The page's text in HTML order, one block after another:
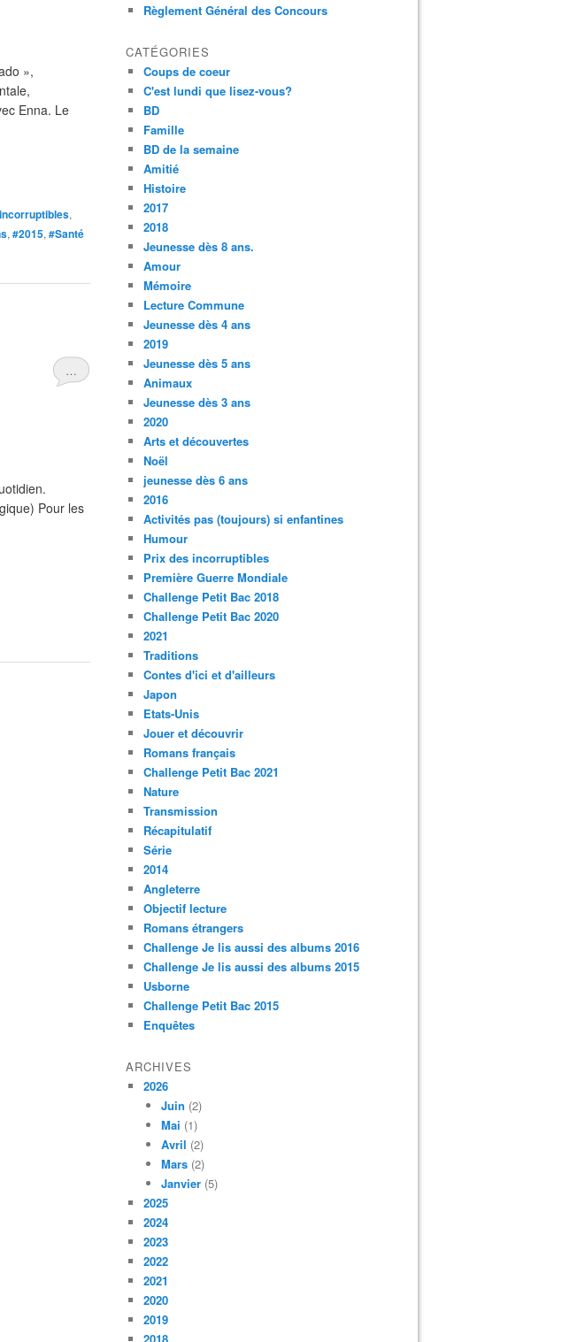
»,
Enna. Le
,
, #2015, #Santé
…
Pour les
Règlement Général des Concours
CATÉGORIES
Coups de coeur
C'est lundi que lisez-vous?
BD
Famille
BD de la semaine
Amitié
Histoire
2017
2018
Jeunesse dès 8 ans.
Amour
Mémoire
Lecture Commune
Jeunesse dès 4 ans
2019
Jeunesse dès 5 ans
Animaux
Jeunesse dès 3 ans
2020
Arts et découvertes
Noël
jeunesse dès 6 ans
2016
Activités pas (toujours) si enfantines
Humour
Prix des incorruptibles
Première Guerre Mondiale
Challenge Petit Bac 2018
Challenge Petit Bac 2020
2021
Traditions
Contes d'ici et d'ailleurs
Japon
Etats-Unis
Jouer et découvrir
Romans français
Challenge Petit Bac 2021
Nature
Transmission
Récapitulatif
Série
2014
Angleterre
Objectif lecture
Romans étrangers
Challenge Je lis aussi des albums 2016
Challenge Je lis aussi des albums 2015
Usborne
Challenge Petit Bac 2015
Enquêtes
ARCHIVES
2026
Juin (2)
Mai (1)
Avril (2)
Mars (2)
Janvier (5)
2025
2024
2023
2022
2021
2020
2019